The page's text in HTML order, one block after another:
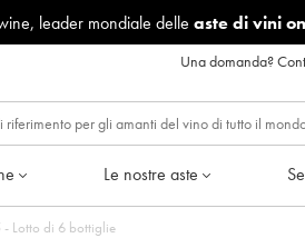
leader mondiale delle aste di vini
Una domanda?
Le nostre aste
Arnaud 2025 - Lotto di 6 bottiglie